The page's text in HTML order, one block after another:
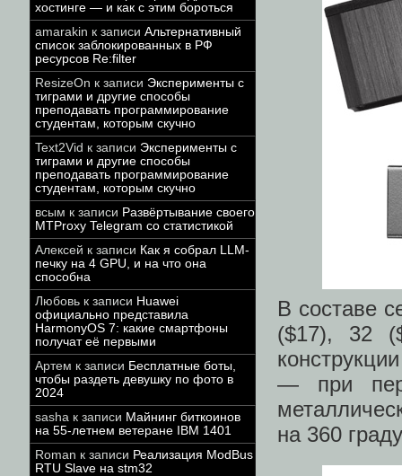
хостинге — и как с этим бороться
amarakin к записи Альтернативный
список заблокированных в РФ
ресурсов Re:filter
ResizeOn к записи Эксперименты с
тиграми и другие способы
преподавать программирование
студентам, которым скучно
Text2Vid к записи Эксперименты с
тиграми и другие способы
преподавать программирование
студентам, которым скучно
всым к записи Развёртывание своего
MTProxy Telegram со статистикой
Алексей к записи Как я собрал LLM-
печку на 4 GPU, и на что она
способна
Любовь к записи Huawei
официально представила
HarmonyOS 7: какие смартфоны
получат её первыми
Артем к записи Бесплатные боты,
чтобы раздеть девушку по фото в
2024
sasha к записи Майнинг биткоинов
на 55-летнем ветеране IBM 1401
Roman к записи Реализация ModBus
RTU Slave на stm32
В составе
($17), 32
— при
на 360